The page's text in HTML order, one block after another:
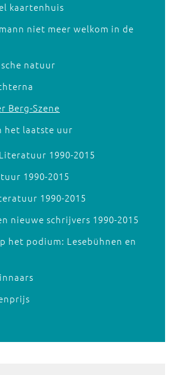
kaartenhuis
niet meer welkom in de
natuur
Berg-Szene
het laatste uur
1990-2015
1990-2015
1990-2015
nieuwe schrijvers 1990-2015
het podium: Lesebühnen en